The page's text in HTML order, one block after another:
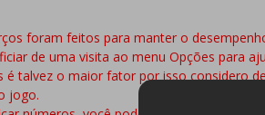
foram feitos para manter o
de uma visita ao menu Opções para
é talvez o maior fator por isso considero
jogo.